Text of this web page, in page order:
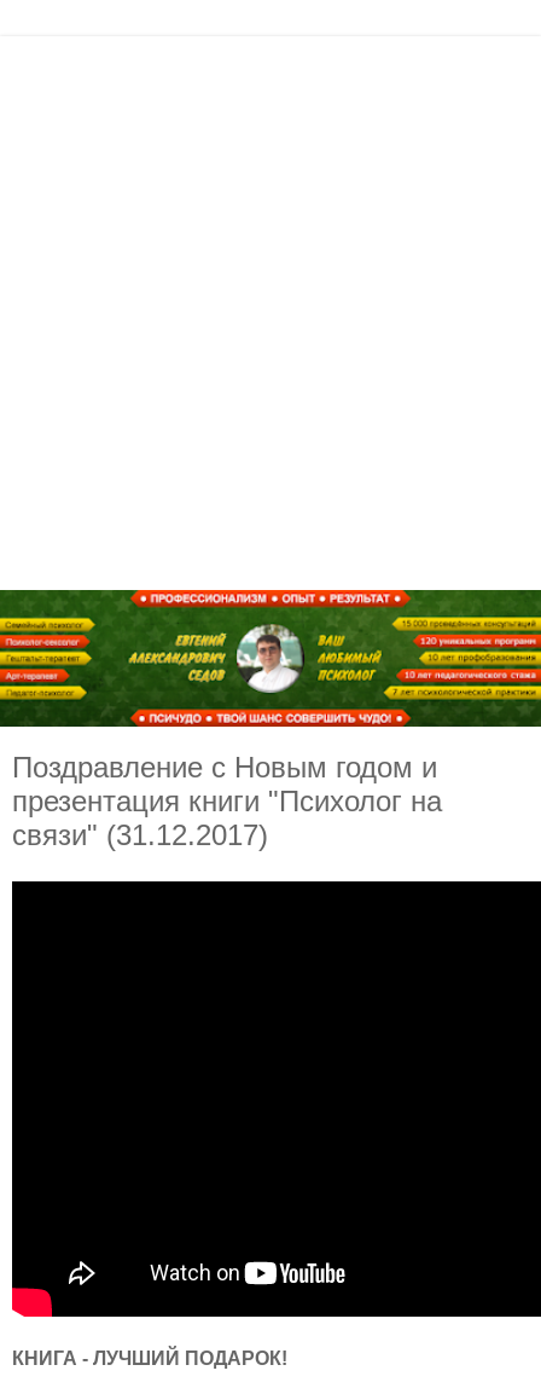
Поздравление с Новым годом и
презентация книги "Психолог на
связи" (31.12.2017)
КНИГА - ЛУЧШИЙ ПОДАРОК!